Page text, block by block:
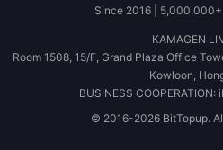
Since 2016 |
KAMAGEN
Room 1508, 15/F, Grand Plaza Office
Kowloon,
BUSINESS
© 2016-2026 BitTopup.